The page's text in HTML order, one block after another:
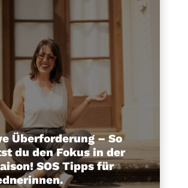
Überforderung – So
du den Fokus in der
SOS Tipps für